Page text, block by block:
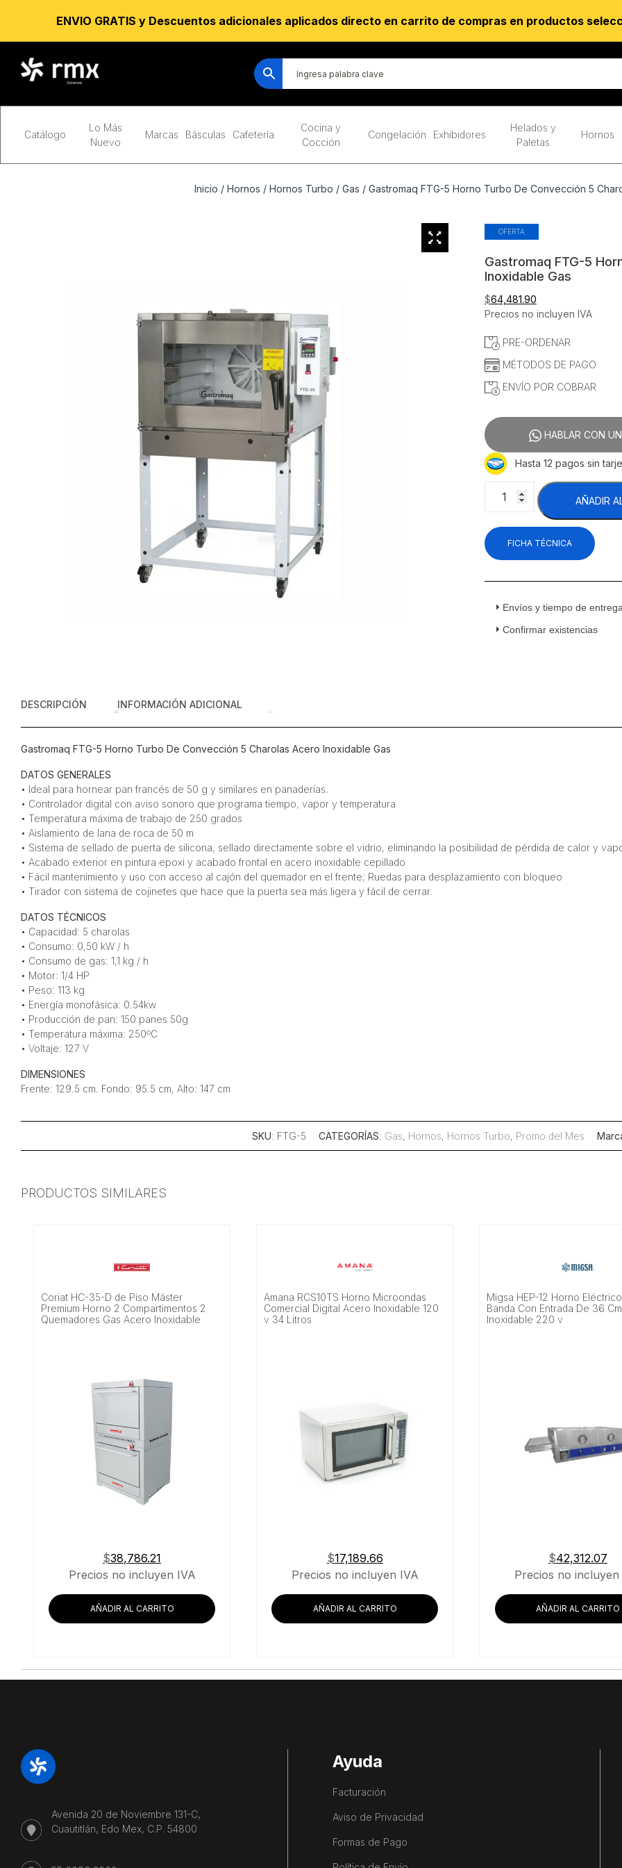
Catálogo
Lo Más
Nuevo
Marcas Básculas Cafetería
Cocina y
Cocción
Congelación Exhibidores
Helados y
Paletas
Hornos
Inicio / Hornos / Hornos Turbo / Gas / Gastromaq FTG-5 Horno Turbo De Convección 5
OFERTA
Gastromaq FTG-5
Inoxidable Gas
$64,481.90
Precios no incluyen IVA
PRE-ORDENAR
MÉTODOS DE PAGO
ENVÍO POR COBRAR
HABLAR CON
Hasta 12 pagos sin
FTG-
Horno
Turbo
De
Charolas
Inoxidable
AÑADIR
FICHA TÉCNICA
Envíos y tiempo de entrega
Confirmar existencias
DESCRIPCIÓN INFORMACIÓN ADICIONAL
Gastromaq FTG-5 Horno Turbo De Convección 5 Charolas Acero Inoxidable Gas
DATOS GENERALES
• Ideal para hornear pan francés de 50 g y similares en panaderías.
• Controlador digital con aviso sonoro que programa tiempo, vapor y temperatura
• Temperatura máxima de trabajo de 250 grados
• Aislamiento de lana de roca de 50 m
• Sistema de sellado de puerta de silicona, sellado directamente sobre el vidrio, eliminando la posibilidad de pérdida de calor y
• Acabado exterior en pintura epoxi y acabado frontal en acero inoxidable cepillado
• Fácil mantenimiento y uso con acceso al cajón del quemador en el frente; Ruedas para desplazamiento con bloqueo
• Tirador con sistema de cojinetes que hace que la puerta sea más ligera y fácil de cerrar.
DATOS TÉCNICOS
• Capacidad: 5 charolas
• Consumo: 0,50 kW / h
• Consumo de gas: 1,1 kg / h
• Motor: 1/4 HP
• Peso: 113 kg
• Energía monofásica: 0.54kw
• Producción de pan: 150 panes 50g
• Temperatura máxima: 250ºC
• Voltaje: 127 V
DIMENSIONES
Frente: 129.5 cm. Fondo: 95.5 cm, Alto: 147 cm
SKU: FTG-5 CATEGORÍAS: Gas, Hornos, Hornos Turbo, Promo del Mes
PRODUCTOS SIMILARES
Coriat HC-35-D de Piso Máster
Premium Horno 2 Compartimentos 2
Quemadores Gas Acero Inoxidable
$38,786.21
Precios no incluyen IVA
AÑADIR AL CARRITO
Amana RCS10TS Horno Microondas
Comercial Digital Acero Inoxidable 120
v 34 Litros
$17,189.66
Precios no incluyen IVA
AÑADIR AL CARRITO
Migsa HEP-12 Horno
Banda Con Entrada De 36
Inoxidable 220 v
$42,312.07
Precios no incluyen
AÑADIR AL CARRITO
Avenida 20 de Noviembre 131-C,
Cuautitlán, Edo Mex, C.P. 54800
Ayuda
Facturación
Aviso de Privacidad
Formas de Pago
ENVIO GRATIS y Descuentos adicionales aplicados directo en carrito de compras en productos